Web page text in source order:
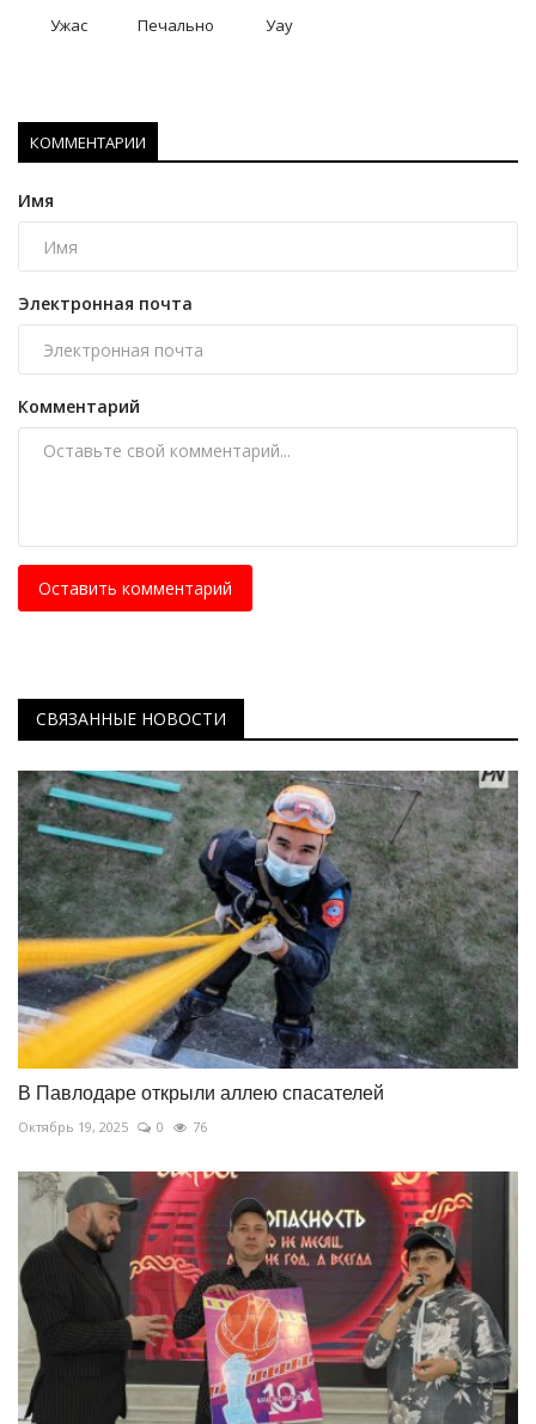
Ужас Печально Уау
КОММЕНТАРИИ
Имя
Электронная почта
Комментарий
Оставить комментарий
СВЯЗАННЫЕ НОВОСТИ
В Павлодаре открыли аллею спасателей
Октябрь 19, 2025 0 76